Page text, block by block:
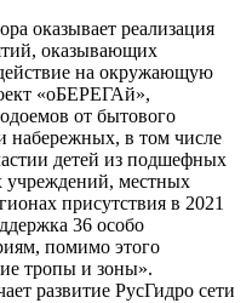
оказывает реализация
оказывающих
на окружающую
«оБЕРЕГАй»,
от бытового
набережных, в том числе
детей из подшефных
учреждений, местных
присутствия в 2021
36 особо
помимо этого
тропы и зоны».
развитие РусГидро сети